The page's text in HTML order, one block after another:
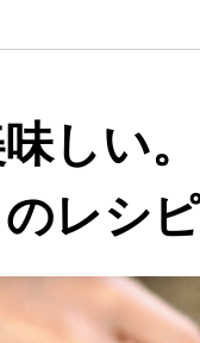
しい
レシピ